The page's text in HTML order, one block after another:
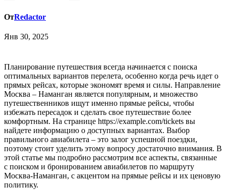
ОтRedactor
Янв 30, 2025
Планирование путешествия всегда начинается с поиска
оптимальных вариантов перелета, особенно когда речь идет о
прямых рейсах, которые экономят время и силы. Направление
Москва – Наманган является популярным, и множество
путешественников ищут именно прямые рейсы, чтобы
избежать пересадок и сделать свое путешествие более
комфортным. На странице https://example.com/tickets вы
найдете информацию о доступных вариантах. Выбор
правильного авиабилета – это залог успешной поездки,
поэтому стоит уделить этому вопросу достаточно внимания. В
этой статье мы подробно рассмотрим все аспекты, связанные
с поиском и бронированием авиабилетов по маршруту
Москва-Наманган, с акцентом на прямые рейсы и их ценовую
политику.